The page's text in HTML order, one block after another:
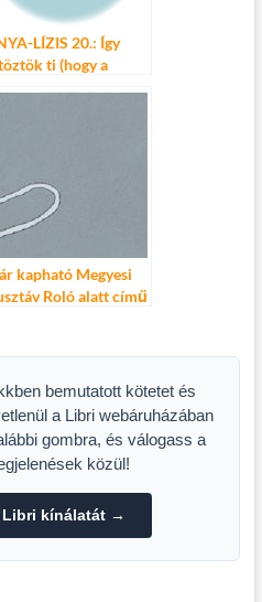
LÍZIS 20.: Így
ti (hogy a
kapható Megyesi
Roló alatt című
bemutatott kötetet és
a Libri webáruházában
gombra, és válogass a
közül!
Libri kínálatát →